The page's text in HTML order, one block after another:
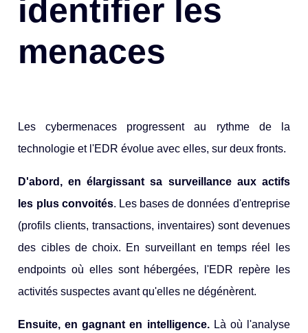
identifier les
menaces
Les cybermenaces progressent au rythme de la
technologie et l'EDR évolue avec elles, sur deux fronts.
D'abord, en élargissant sa surveillance aux actifs
les plus convoités. Les bases de données d'entreprise
(profils clients, transactions, inventaires) sont devenues
des cibles de choix. En surveillant en temps réel les
endpoints où elles sont hébergées, l'EDR repère les
activités suspectes avant qu'elles ne dégénèrent.
Ensuite, en gagnant en intelligence.Là où l'analyse